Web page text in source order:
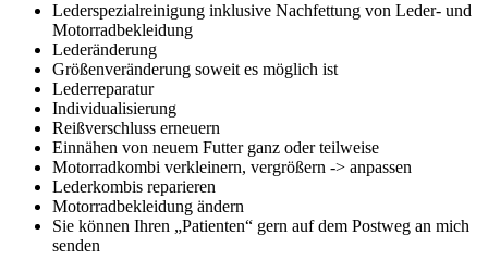
Lederspezialreinigung inklusive Nachfettung von Leder- und
Motorradbekleidung
Lederänderung
Größenveränderung soweit es möglich ist
Lederreparatur
Individualisierung
Reißverschluss erneuern
Einnähen von neuem Futter ganz oder teilweise
Motorradkombi verkleinern, vergrößern -> anpassen
Lederkombis reparieren
Motorradbekleidung ändern
Sie können Ihren „Patienten“ gern auf dem Postweg an mich
senden